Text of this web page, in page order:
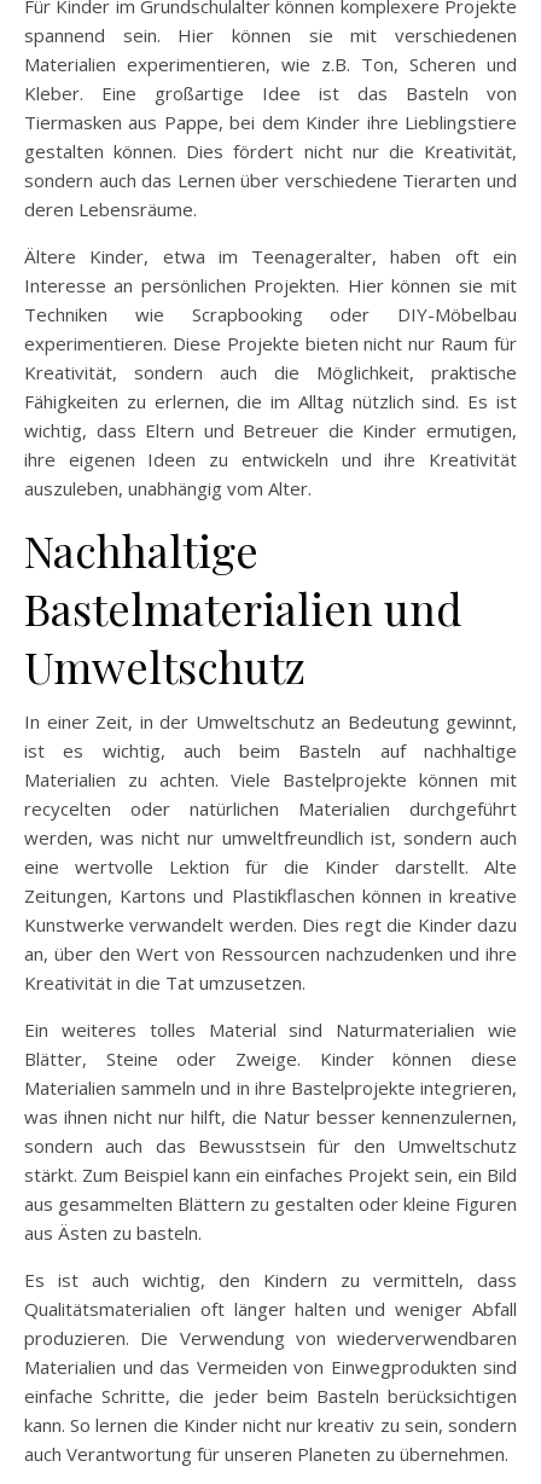
Für Kinder im Grundschulalter können komplexere Projekte
spannend sein. Hier können sie mit verschiedenen
Materialien experimentieren, wie z.B. Ton, Scheren und
Kleber. Eine großartige Idee ist das Basteln von
Tiermasken aus Pappe, bei dem Kinder ihre Lieblingstiere
gestalten können. Dies fördert nicht nur die Kreativität,
sondern auch das Lernen über verschiedene Tierarten und
deren Lebensräume.
Ältere Kinder, etwa im Teenageralter, haben oft ein
Interesse an persönlichen Projekten. Hier können sie mit
Techniken wie Scrapbooking oder DIY-Möbelbau
experimentieren. Diese Projekte bieten nicht nur Raum für
Kreativität, sondern auch die Möglichkeit, praktische
Fähigkeiten zu erlernen, die im Alltag nützlich sind. Es ist
wichtig, dass Eltern und Betreuer die Kinder ermutigen,
ihre eigenen Ideen zu entwickeln und ihre Kreativität
auszuleben, unabhängig vom Alter.
Nachhaltige
Bastelmaterialien und
Umweltschutz
In einer Zeit, in der Umweltschutz an Bedeutung gewinnt,
ist es wichtig, auch beim Basteln auf nachhaltige
Materialien zu achten. Viele Bastelprojekte können mit
recycelten oder natürlichen Materialien durchgeführt
werden, was nicht nur umweltfreundlich ist, sondern auch
eine wertvolle Lektion für die Kinder darstellt. Alte
Zeitungen, Kartons und Plastikflaschen können in kreative
Kunstwerke verwandelt werden. Dies regt die Kinder dazu
an, über den Wert von Ressourcen nachzudenken und ihre
Kreativität in die Tat umzusetzen.
Ein weiteres tolles Material sind Naturmaterialien wie
Blätter, Steine oder Zweige. Kinder können diese
Materialien sammeln und in ihre Bastelprojekte integrieren,
was ihnen nicht nur hilft, die Natur besser kennenzulernen,
sondern auch das Bewusstsein für den Umweltschutz
stärkt. Zum Beispiel kann ein einfaches Projekt sein, ein Bild
aus gesammelten Blättern zu gestalten oder kleine Figuren
aus Ästen zu basteln.
Es ist auch wichtig, den Kindern zu vermitteln, dass
Qualitätsmaterialien oft länger halten und weniger Abfall
produzieren. Die Verwendung von wiederverwendbaren
Materialien und das Vermeiden von Einwegprodukten sind
einfache Schritte, die jeder beim Basteln berücksichtigen
kann. So lernen die Kinder nicht nur kreativ zu sein, sondern
auch Verantwortung für unseren Planeten zu übernehmen.